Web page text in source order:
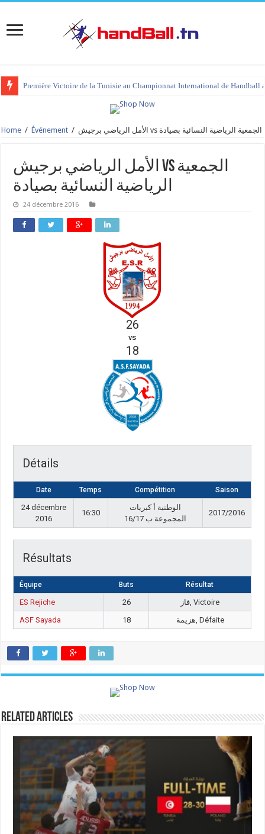
Première Victoire de la Tunisie au Championnat International de Handball
Home / Événement / الأمل الرياضي برجيش vs الجمعية الرياضية النسائية بصيادة
الأمل الرياضي برجيش vs الجمعية
الرياضية النسائية بصيادة
24 décembre 2016
26
vs
18
Détails
Date Temps Compétition Saison
24 décembre
2016
16:30
الوطنية أ كبريات
المجموعة ب 16/17
2017/2016
Résultats
Équipe Buts Résultat
ES Rejiche 26
فاز, Victoire
ASF Sayada
18 هزيمة, Défaite
Related Articles